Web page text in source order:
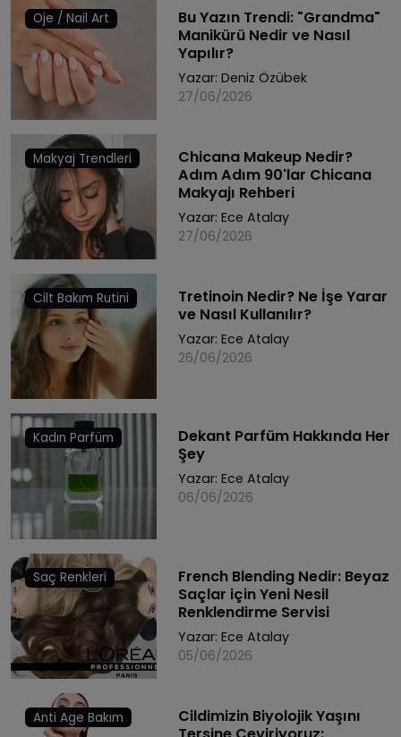
Oje / Nail Art
Bu Yazın Trendi: "Grandma"
Manikürü Nedir ve Nasıl
Yapılır?
Yazar: Deniz Özübek
27/06/2026
Makyaj Trendleri
Chicana Makeup Nedir?
Adım Adım 90'lar Chicana
Makyajı Rehberi
Yazar: Ece Atalay
27/06/2026
Cilt Bakım Rutini
Tretinoin Nedir? Ne İşe Yarar
ve Nasıl Kullanılır?
Yazar: Ece Atalay
26/06/2026
Kadın Parfüm
Dekant Parfüm Hakkında Her
Şey
Yazar: Ece Atalay
06/06/2026
Saç Renkleri
French Blending Nedir: Beyaz
Saçlar için Yeni Nesil
Renklendirme Servisi
Yazar: Ece Atalay
05/06/2026
Anti Age Bakım
Cildimizin Biyolojik Yaşını